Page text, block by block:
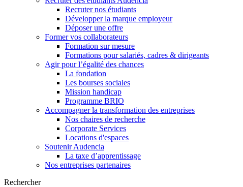
Recruter nos étudiants
Développer la marque employeur
Déposer une offre
Former vos collaborateurs
Formation sur mesure
Formations pour salariés, cadres & dirigeants
Agir pour l’égalité des chances
La fondation
Les bourses sociales
Mission handicap
Programme BRIO
Accompagner la transformation des entreprises
Nos chaires de recherche
Corporate Services
Locations d'espaces
Soutenir Audencia
La taxe d’apprentissage
Nos entreprises partenaires
Rechercher